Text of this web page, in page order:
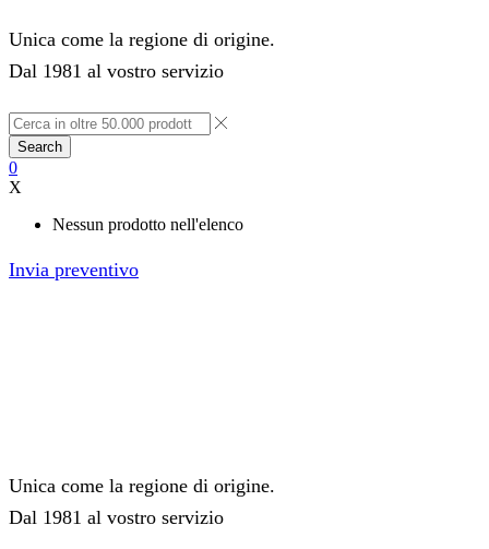
Unica come la regione di origine.
Dal 1981 al vostro servizio
Search
0
X
Nessun prodotto nell'elenco
Invia preventivo
Unica come la regione di origine.
Dal 1981 al vostro servizio